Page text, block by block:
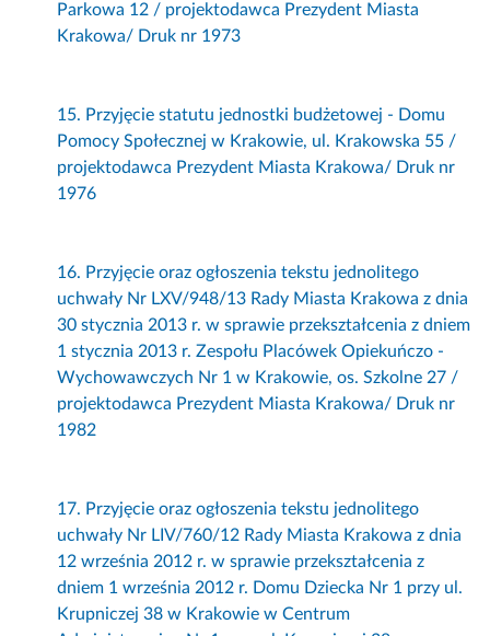
Parkowa 12 / projektodawca Prezydent Miasta
Krakowa/ Druk nr 1973
15. Przyjęcie statutu jednostki budżetowej - Domu
Pomocy Społecznej w Krakowie, ul. Krakowska 55 /
projektodawca Prezydent Miasta Krakowa/ Druk nr
1976
16. Przyjęcie oraz ogłoszenia tekstu jednolitego
uchwały Nr LXV/948/13 Rady Miasta Krakowa z dnia
30 stycznia 2013 r. w sprawie przekształcenia z dniem
1 stycznia 2013 r. Zespołu Placówek Opiekuńczo -
Wychowawczych Nr 1 w Krakowie, os. Szkolne 27 /
projektodawca Prezydent Miasta Krakowa/ Druk nr
1982
17. Przyjęcie oraz ogłoszenia tekstu jednolitego
uchwały Nr LIV/760/12 Rady Miasta Krakowa z dnia
12 września 2012 r. w sprawie przekształcenia z
dniem 1 września 2012 r. Domu Dziecka Nr 1 przy ul.
Krupniczej 38 w Krakowie w Centrum